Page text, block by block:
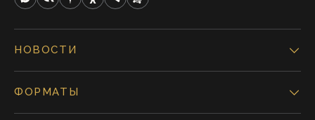
НОВОСТИ
ФОРМАТЫ